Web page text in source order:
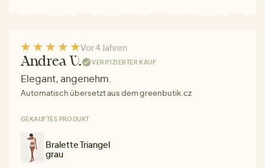
Vor 4 Jahren
Andrea V. VERIFIZIERTER KAUF
Elegant, angenehm.
Automatisch übersetzt aus dem greenbutik.cz
GEKAUFTES PRODUKT
Bralette Triangel
grau